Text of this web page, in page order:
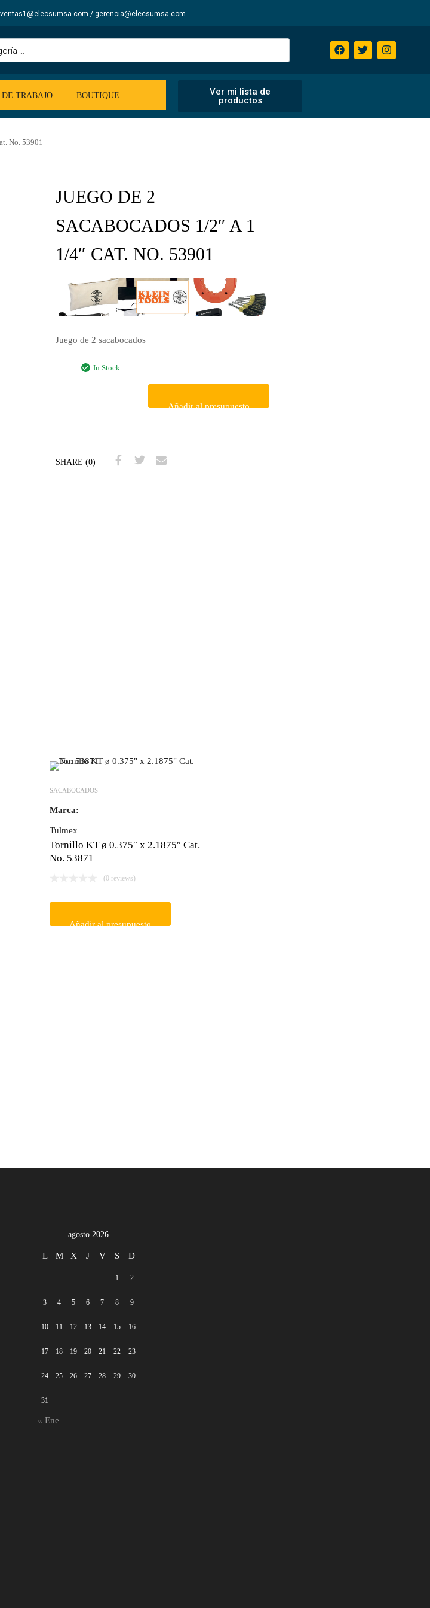
ventas1@elecsumsa.com / gerencia@elecsumsa.com
TRABAJO BOUTIQUE
Ver mi lista de
productos
No. 53901
JUEGO DE 2
SACABOCADOS 1/2″ A 1
1/4″ CAT. NO. 53901
Juego de 2 sacabocados
In Stock
Añadir al presupuesto
SHARE (0)
SACABOCADOS
Marca:
Tulmex
Tornillo KT ø 0.375″ x 2.1875″ Cat.
No. 53871
(0 reviews)
Añadir al presupuesto
agosto 2026
L M X J V S D
1 2
3 4 5 6 7 8 9
10 11 12 13 14 15 16
17 18 19 20 21 22 23
24 25 26 27 28 29 30
31
« Ene